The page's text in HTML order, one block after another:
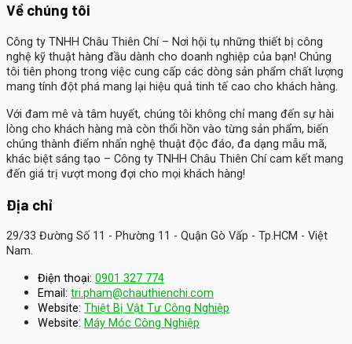
Về chúng tôi
Công ty TNHH Châu Thiên Chí– Nơi hội tụ những thiết bị công
nghệ kỹ thuật hàng đầu dành cho doanh nghiệp của bạn! Chúng
tôi tiên phong trong việc cung cấp các dòng sản phẩm chất lượng
mang tính đột phá mang lại hiệu quả tinh tế cao cho khách hàng.
Với đam mê và tâm huyết, chúng tôi không chỉ mang đến sự hài
lòng cho khách hàng mà còn thổi hồn vào từng sản phẩm, biến
chúng thành điểm nhấn nghệ thuật độc đáo, đa dạng mẫu mã,
khác biệt sáng tạo – Công ty TNHH Châu Thiên Chí cam kết mang
đến giá trị vượt mong đợi cho mọi khách hàng!
Địa chỉ
29/33 Đường Số 11 - Phường 11 - Quận Gò Vấp - Tp.HCM - Việt
Nam.
Điện thoại: 0901 327 774
Email: tri.pham@chauthienchi.com
Website: Thiệt Bị Vật Tư Công Nghiệp
Website: Máy Móc Công Nghiệp